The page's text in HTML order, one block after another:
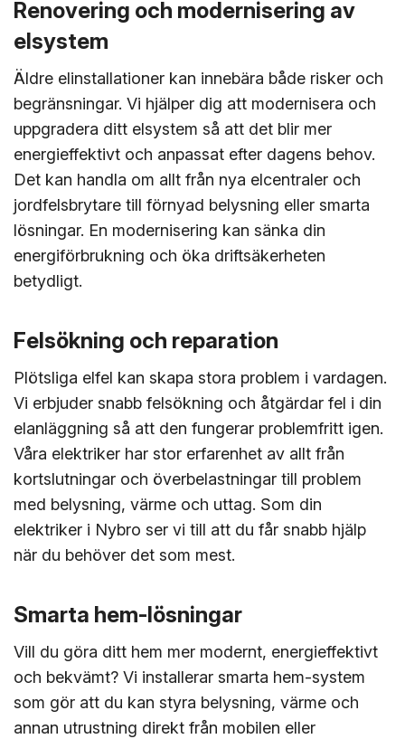
Renovering och modernisering av
elsystem
Äldre elinstallationer kan innebära både risker och
begränsningar. Vi hjälper dig att modernisera och
uppgradera ditt elsystem så att det blir mer
energieffektivt och anpassat efter dagens behov.
Det kan handla om allt från nya elcentraler och
jordfelsbrytare till förnyad belysning eller smarta
lösningar. En modernisering kan sänka din
energiförbrukning och öka driftsäkerheten
betydligt.
Felsökning och reparation
Plötsliga elfel kan skapa stora problem i vardagen.
Vi erbjuder snabb felsökning och åtgärdar fel i din
elanläggning så att den fungerar problemfritt igen.
Våra elektriker har stor erfarenhet av allt från
kortslutningar och överbelastningar till problem
med belysning, värme och uttag. Som din
elektriker i Nybro ser vi till att du får snabb hjälp
när du behöver det som mest.
Smarta hem-lösningar
Vill du göra ditt hem mer modernt, energieffektivt
och bekvämt? Vi installerar smarta hem-system
som gör att du kan styra belysning, värme och
annan utrustning direkt från mobilen eller